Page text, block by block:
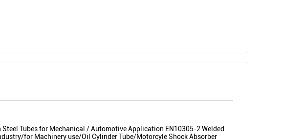
Tubes for Mechanical / Automotive Application EN10305-2 Welded
for Machinery use/Oil Cylinder Tube/Motorcyle Shock Absorber